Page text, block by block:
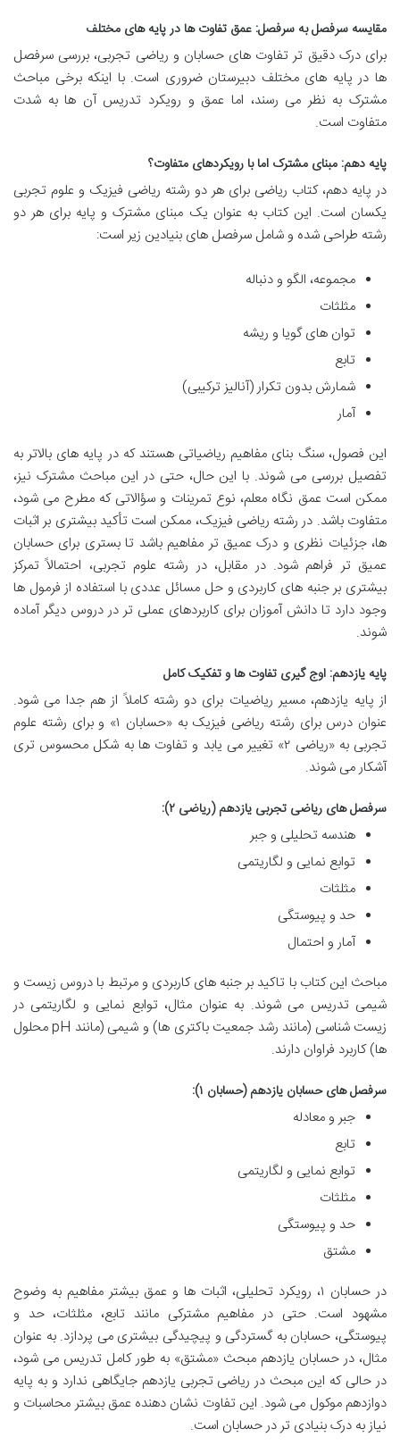
مقایسه سرفصل به سرفصل: عمق تفاوت ها در پایه های مختلف
برای درک دقیق تر تفاوت های حسابان و ریاضی تجربی، بررسی سرفصل
ها در پایه های مختلف دبیرستان ضروری است. با اینکه برخی مباحث
مشترک به نظر می رسند، اما عمق و رویکرد تدریس آن ها به شدت
متفاوت است.
پایه دهم: مبنای مشترک اما با رویکردهای متفاوت؟
در پایه دهم، کتاب ریاضی برای هر دو رشته ریاضی فیزیک و علوم تجربی
یکسان است. این کتاب به عنوان یک مبنای مشترک و پایه برای هر دو
رشته طراحی شده و شامل سرفصل های بنیادین زیر است:
مجموعه، الگو و دنباله
مثلثات
توان های گویا و ریشه
تابع
شمارش بدون تکرار (آنالیز ترکیبی)
آمار
این فصول، سنگ بنای مفاهیم ریاضیاتی هستند که در پایه های بالاتر به
تفصیل بررسی می شوند. با این حال، حتی در این مباحث مشترک نیز،
ممکن است عمق نگاه معلم، نوع تمرینات و سؤالاتی که مطرح می شود،
متفاوت باشد. در رشته ریاضی فیزیک، ممکن است تأکید بیشتری بر اثبات
ها، جزئیات نظری و درک عمیق تر مفاهیم باشد تا بستری برای حسابان
عمیق تر فراهم شود. در مقابل، در رشته علوم تجربی، احتمالاً تمرکز
بیشتری بر جنبه های کاربردی و حل مسائل عددی با استفاده از فرمول ها
وجود دارد تا دانش آموزان برای کاربردهای عملی تر در دروس دیگر آماده
شوند.
پایه یازدهم: اوج گیری تفاوت ها و تفکیک کامل
از پایه یازدهم، مسیر ریاضیات برای دو رشته کاملاً از هم جدا می شود.
عنوان درس برای رشته ریاضی فیزیک به «حسابان ۱» و برای رشته علوم
تجربی به «ریاضی ۲» تغییر می یابد و تفاوت ها به شکل محسوس تری
آشکار می شوند.
سرفصل های ریاضی تجربی یازدهم (ریاضی ۲):
هندسه تحلیلی و جبر
توابع نمایی و لگاریتمی
مثلثات
حد و پیوستگی
آمار و احتمال
مباحث این کتاب با تاکید بر جنبه های کاربردی و مرتبط با دروس زیست و
شیمی تدریس می شوند. به عنوان مثال، توابع نمایی و لگاریتمی در
زیست شناسی (مانند رشد جمعیت باکتری ها) و شیمی (مانند pH محلول
ها) کاربرد فراوان دارند.
سرفصل های حسابان یازدهم (حسابان ۱):
جبر و معادله
تابع
توابع نمایی و لگاریتمی
مثلثات
حد و پیوستگی
مشتق
در حسابان ۱، رویکرد تحلیلی، اثبات ها و عمق بیشتر مفاهیم به وضوح
مشهود است. حتی در مفاهیم مشترکی مانند تابع، مثلثات، حد و
پیوستگی، حسابان به گستردگی و پیچیدگی بیشتری می پردازد. به عنوان
مثال، در حسابان یازدهم مبحث «مشتق» به طور کامل تدریس می شود،
در حالی که این مبحث در ریاضی تجربی یازدهم جایگاهی ندارد و به پایه
دوازدهم موکول می شود. این تفاوت نشان دهنده عمق بیشتر محاسبات و
نیاز به درک بنیادی تر در حسابان است.